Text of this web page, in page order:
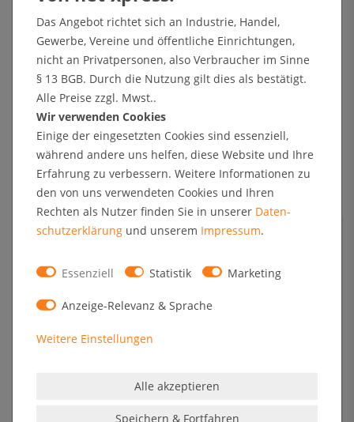
Winter-Gastro: So locken Sie Gäste ins Restaurant, wenn
der Biergarten Pause macht
Winter-Events perfekt in Szene gesetzt: Warum die
Zipper-Wall® Ihre erste Wahl ist
Leuchtrahmen LED jetzt unverzichtbar sind
Das Angebot richtet sich an Industrie, Handel,
Gewerbe, Vereine und öffentliche Einrichtungen,
nicht an Privatpersonen, also Verbraucher im Sinne
§ 13 BGB. Durch die Nutzung gilt dies als bestätigt.
Alle Preise zzgl. Mwst..
Wir verwenden Cookies
Einige der eingesetzten Cookies sind essenziell,
während andere uns helfen, diese Website und Ihre
Erfahrung zu verbessern. Weitere Informationen zu
den von uns verwendeten Cookies und Ihren
Rechten als Nutzer finden Sie in unserer Daten­
schutz­erklärung und unserem Impressum.
Essenziell Statistik Marketing
Anzeige-Relevanz & Sprache
Weitere Einstellungen
Alle akzeptieren
Speichern & Fortfahren